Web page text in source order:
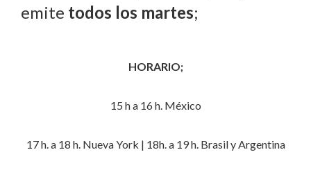
emite todos los martes;
HORARIO;
15 h a 16 h. México
17 h. a 18 h. Nueva York | 18h. a 19 h. Brasil y Argentina